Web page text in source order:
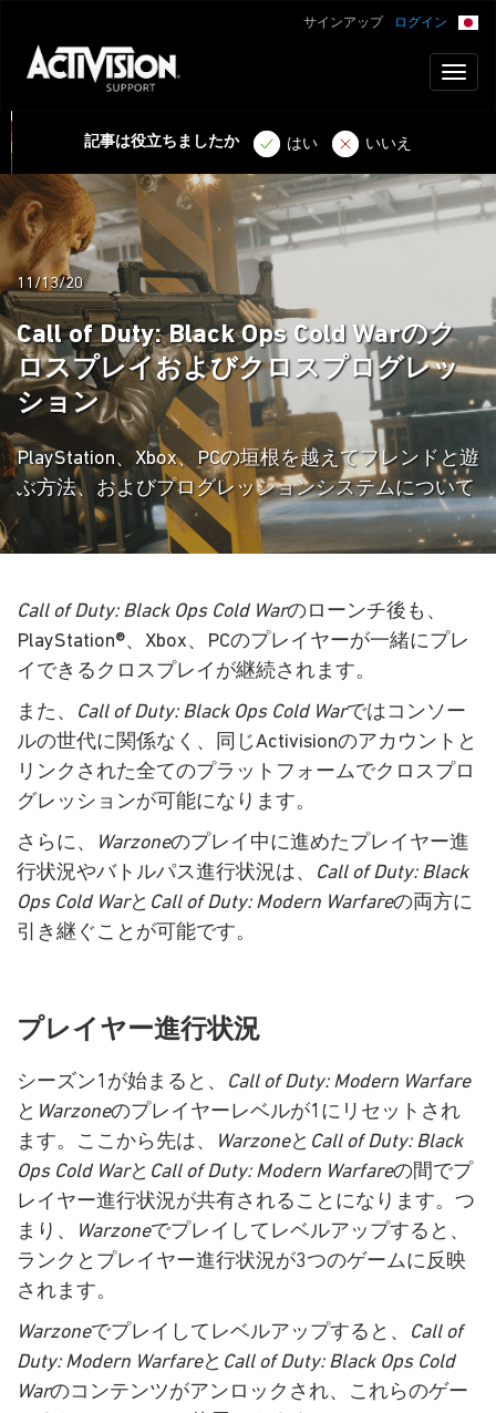
ログイン
サインアップ
記事は役立ちましたか はい いいえ
11/13/20
Call of Duty: Black Ops Cold Warのク
ロスプレイおよびクロスプログレッ
ション
PlayStation、Xbox、PCの垣根を越えてフレンドと遊
ぶ方法、およびプログレッションシステムについて
Call of Duty: Black Ops Cold Warのローンチ後も、
PlayStation®、Xbox、PCのプレイヤーが一緒にプレ
イできるクロスプレイが継続されます。
また、
Call of Duty: Black Ops Cold Warではコンソー
ルの世代に関係なく、同じActivisionのアカウントと
リンクされた全てのプラットフォームでクロスプロ
グレッションが可能になります。
さらに、
Warzoneのプレイ中に進めたプレイヤー進
行状況やバトルパス進行状況は、
Call of Duty: Black
Ops Cold Warと Call of Duty: Modern Warfareの両方に
引き継ぐことが可能です。
プレイヤー進行状況
シーズン1が始まると、
Call of Duty: Modern Warfare
と Warzoneのプレイヤーレベルが1にリセットされ
ます。ここから先は、
Warzoneと Call of Duty: Black
Ops Cold Warと Call of Duty: Modern Warfareの間でプ
レイヤー進行状況が共有されることになります。つ
まり、
Warzoneでプレイしてレベルアップすると、
ランクとプレイヤー進行状況が3つのゲームに反映
されます。
Warzoneでプレイしてレベルアップすると、
Call of
Duty: Modern Warfareと Call of Duty: Black Ops Cold
Warのコンテンツがアンロックされ、これらのゲー